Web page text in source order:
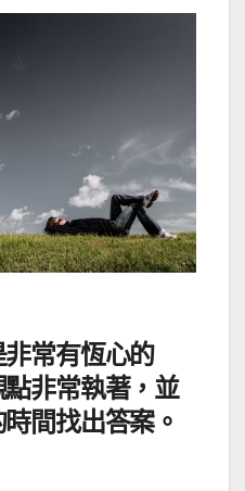
常有恆心的
非常執著，並
間找出答案。